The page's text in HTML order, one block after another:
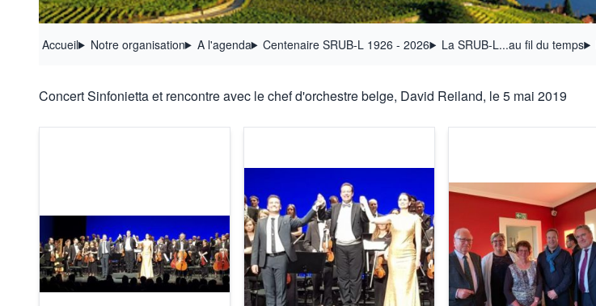
Accueil Notre organisation A l'agenda Centenaire SRUB-L 1926 - 2026 La SRUB-L...au fil du temps
Concert Sinfonietta et rencontre avec le chef d'orchestre belge, David Reiland, le 5 mai 2019